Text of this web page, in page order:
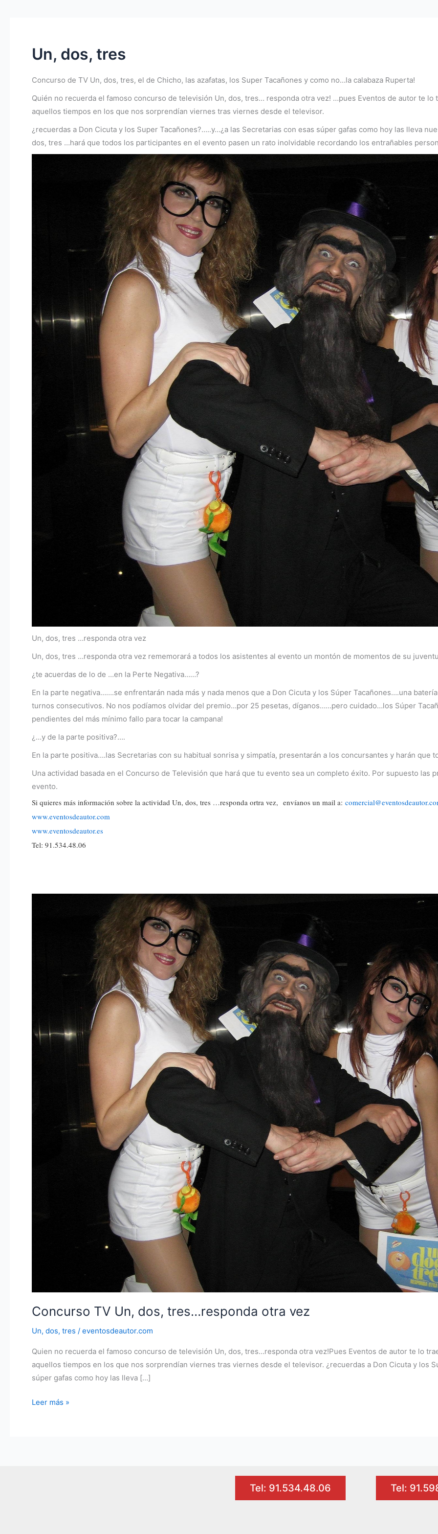
Un, dos, tres
Concurso de TV Un, dos, tres, el de Chicho, las azafatas, los Super Tacañones y como no…la calabaza Ruperta!
Quién no recuerda el famoso concurso de televisión Un, dos, tres… responda otra vez! …pues Eventos de autor te lo
aquellos tiempos en los que nos sorprendían viernes tras viernes desde el televisor.
¿recuerdas a Don Cicuta y los Super Tacañones?…..y…¿a las Secretarias con esas súper gafas como hoy las lleva
dos, tres …hará que todos los participantes en el evento pasen un rato inolvidable recordando los entrañables
Un, dos, tres …responda otra vez
Un, dos, tres …responda otra vez rememorará a todos los asistentes al evento un montón de momentos de su
¿te acuerdas de lo de …en la Perte Negativa……?
En la parte negativa…….se enfrentarán nada más y nada menos que a Don Cicuta y los Súper Tacañones….una
turnos consecutivos. No nos podíamos olvidar del premio…por 25 pesetas, díganos……pero cuidado…los Súper
pendientes del más mínimo fallo para tocar la campana!
¿…y de la parte positiva?….
En la parte positiva….las Secretarias con su habitual sonrisa y simpatía, presentarán a los concursantes y harán que
Una actividad basada en el Concurso de Televisión que hará que tu evento sea un completo éxito. Por supuesto
evento.
Si quieres más información sobre la actividad Un, dos, tres …responda ortra vez, envíanos un mail a:
www.eventosdeautor.com
www.eventosdeautor.es
Tel: 91.534.48.06
Concurso TV Un, dos, tres…responda otra vez
Un, dos, tres / eventosdeautor.com
Quien no recuerda el famoso concurso de televisión Un, dos, tres…responda otra vez!Pues Eventos de autor te lo
aquellos tiempos en los que nos sorprendían viernes tras viernes desde el televisor. ¿recuerdas a Don Cicuta y los
súper gafas como hoy las lleva […]
Concurso
Leer más »
Tel: 91.534.48.06 Tel: